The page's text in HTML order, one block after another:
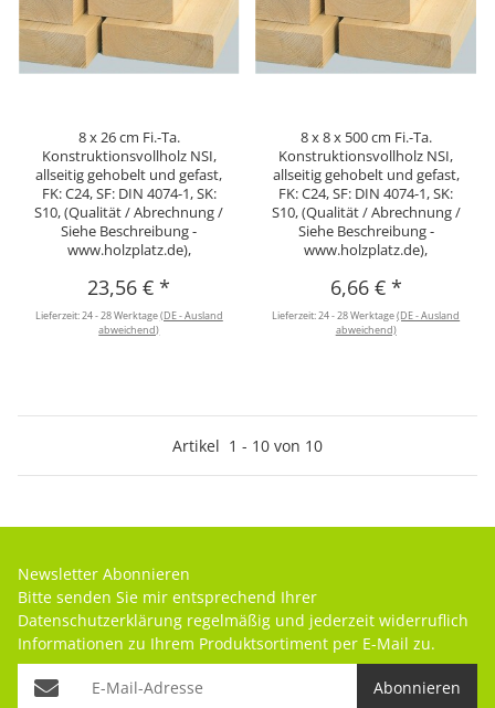
8 x 26 cm Fi.-Ta.
Konstruktionsvollholz NSI,
allseitig gehobelt und gefast,
FK: C24, SF: DIN 4074-1, SK:
S10, (Qualität / Abrechnung /
Siehe Beschreibung -
www.holzplatz.de),
23,56 €*
Lieferzeit:24 - 28 Werktage(DE - Ausland
abweichend)
8 x 8 x 500 cm Fi.-Ta.
Konstruktionsvollholz NSI,
allseitig gehobelt und gefast,
FK: C24, SF: DIN 4074-1, SK:
S10, (Qualität / Abrechnung /
Siehe Beschreibung -
www.holzplatz.de),
6,66 € *
Lieferzeit:24 - 28 Werktage(DE - Ausland
abweichend)
Artikel 1 - 10 von 10
Newsletter Abonnieren
Bitte senden Sie mir entsprechend Ihrer
Datenschutzerklärung regelmäßig und jederzeit widerruflich
Informationen zu Ihrem Produktsortiment per E-Mail zu.
Abonnieren